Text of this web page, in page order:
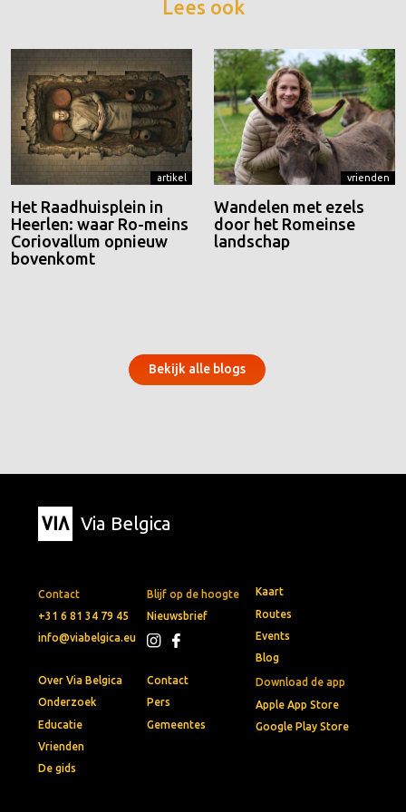
Lees ook
artikel
Het Raadhuisplein in
Heerlen: waar Ro-meins
Coriovallum opnieuw
bovenkomt
vrienden
Wandelen met ezels
door het Romeinse
landschap
Bekijk alle blogs
Via Belgica
Contact
+31 6 81 34 79 45
info@viabelgica.eu
Blijf op de hoogte
Nieuwsbrief
Download de app
Apple App Store
Google Play Store
Kaart
Routes
Events
Blog
Over Via Belgica
Onderzoek
Educatie
Vrienden
De gids
Contact
Pers
Gemeentes